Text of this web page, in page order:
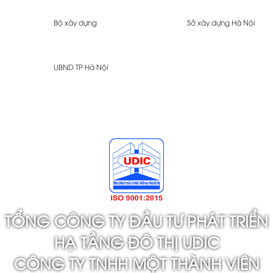
Bộ xây dựng Sở xây dựng Hà Nội
UBND TP Hà Nội
TỔNG CÔNG TY ĐẦU TƯ PHÁT TRIỂN
HẠ TẦNG ĐÔ THỊ UDIC
CÔNG TY TNHH MỘT THÀNH VIÊN